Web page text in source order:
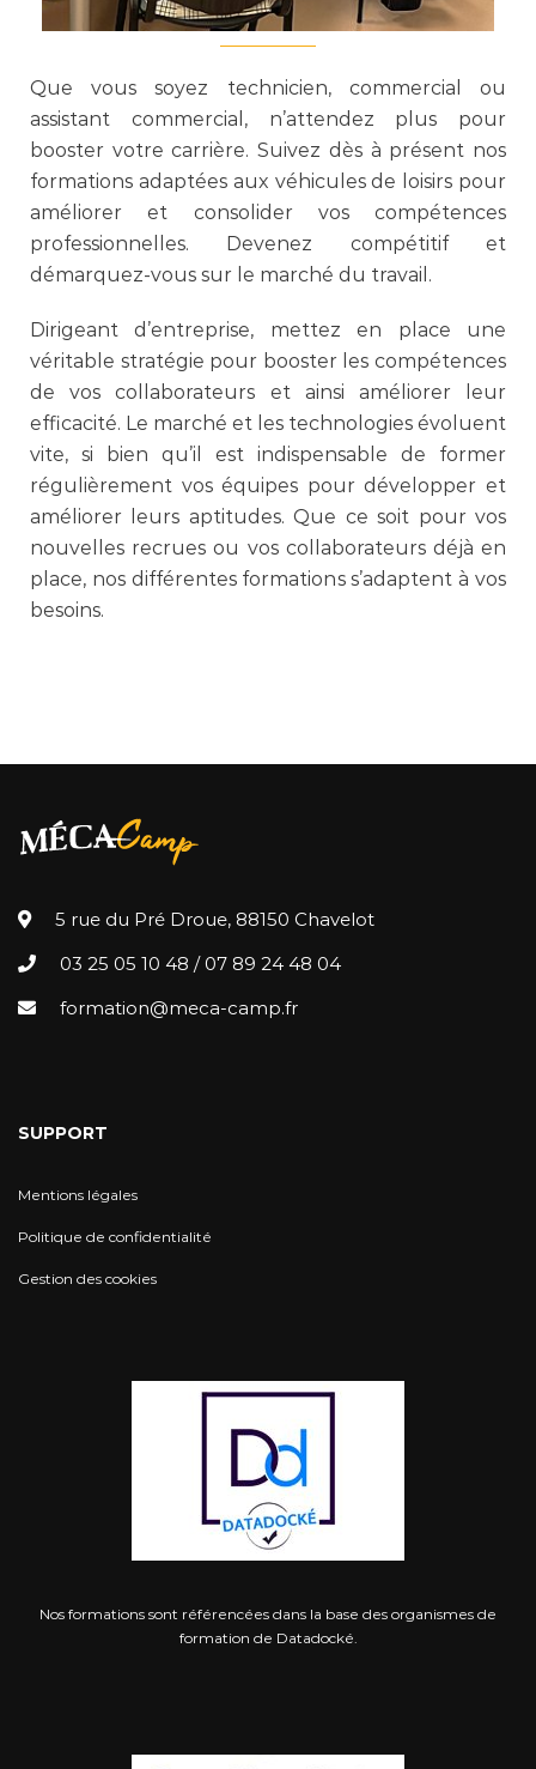
Que vous soyez technicien, commercial ou
assistant commercial, n’attendez plus pour
booster votre carrière. Suivez dès à présent nos
formations adaptées aux véhicules de loisirs pour
améliorer et consolider vos compétences
professionnelles. Devenez compétitif et
démarquez-vous sur le marché du travail.
Dirigeant d’entreprise, mettez en place une
véritable stratégie pour booster les compétences
de vos collaborateurs et ainsi améliorer leur
efficacité. Le marché et les technologies évoluent
vite, si bien qu’il est indispensable de former
régulièrement vos équipes pour développer et
améliorer leurs aptitudes. Que ce soit pour vos
nouvelles recrues ou vos collaborateurs déjà en
place, nos différentes formations s’adaptent à vos
besoins.
5 rue du Pré Droue, 88150 Chavelot
03 25 05 10 48 /07 89 24 48 04
formation@meca-camp.fr
SUPPORT
Mentions légales
Politique de confidentialité
Gestion des cookies
Nos formations sont référencées dans la base des organismes de
formation de Datadocké.